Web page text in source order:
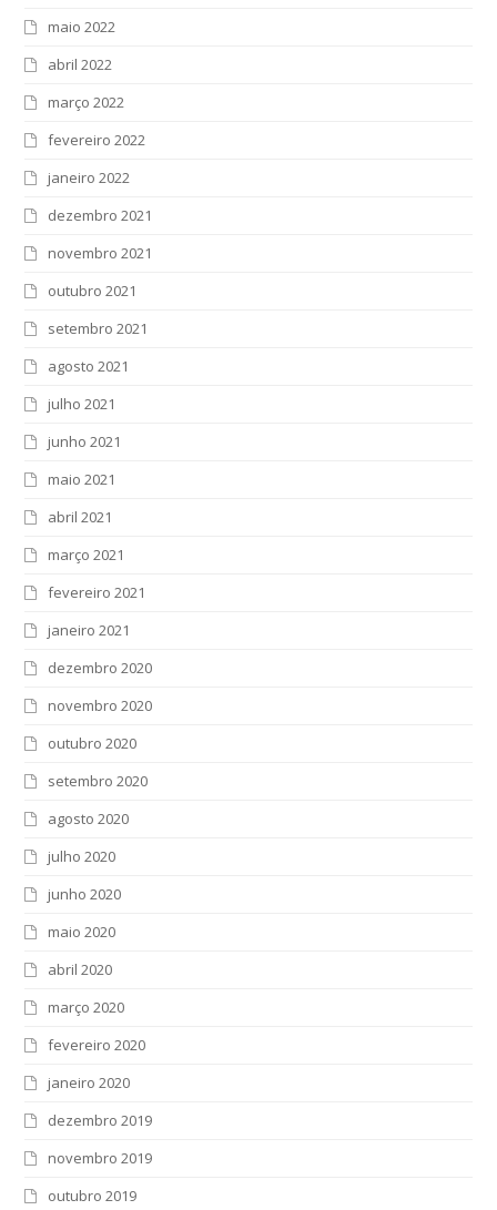
maio 2022
abril 2022
março 2022
fevereiro 2022
janeiro 2022
dezembro 2021
novembro 2021
outubro 2021
setembro 2021
agosto 2021
julho 2021
junho 2021
maio 2021
abril 2021
março 2021
fevereiro 2021
janeiro 2021
dezembro 2020
novembro 2020
outubro 2020
setembro 2020
agosto 2020
julho 2020
junho 2020
maio 2020
abril 2020
março 2020
fevereiro 2020
janeiro 2020
dezembro 2019
novembro 2019
outubro 2019